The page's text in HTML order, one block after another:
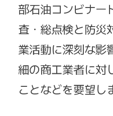
部石油コンビナー
査・総点検と防災
業活動に深刻な影
細の商工業者に対
ことなどを要望し